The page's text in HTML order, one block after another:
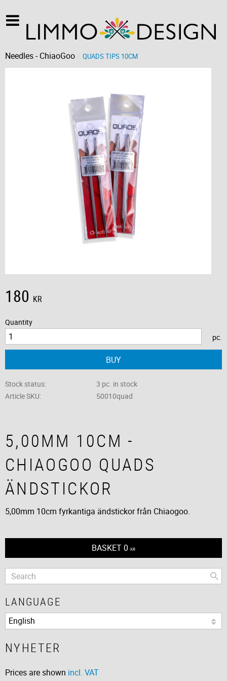
Needles - ChiaoGoo QUADS TIPS 10CM
180 KR
Quantity
pc.
BUY
Stock status
3 pc. in stock
Article SKU
50010quad
5,00MM 10CM -
CHIAOGOO QUADS
ÄNDSTICKOR
5,00mm 10cm fyrkantiga ändstickor från Chiaogoo.
BASKET 0 KR
LANGUAGE
NYHETER
Prices are shown incl. VAT